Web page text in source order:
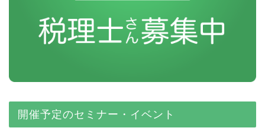
開催予定のセミナー・イベント